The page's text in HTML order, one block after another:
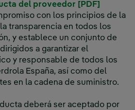
del proveedor [PDF]
con los principios de la
transparencia en todos los
y establece un conjunto de
a garantizar el
y responsable de todos los
España, así como del
en la cadena de suministro.
deberá ser aceptado por